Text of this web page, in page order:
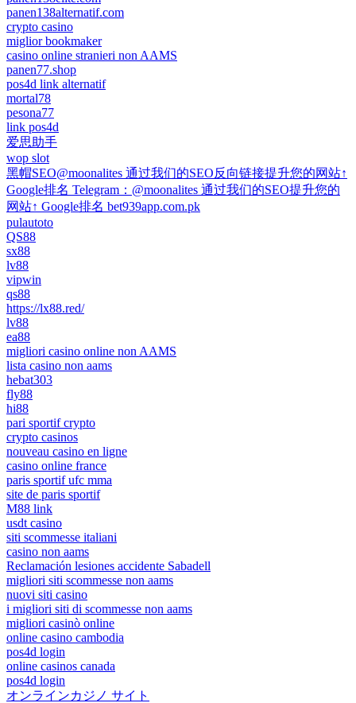
panen138alternatif.com
crypto casino
miglior bookmaker
casino online stranieri non AAMS
panen77.shop
pos4d link alternatif
mortal78
pesona77
link pos4d
爱思助手
wop slot
黑帽SEO@moonalites 通过我们的SEO反向链接提升您的网站↑
Google排名 Telegram：@moonalites 通过我们的SEO提升您的
网站↑ Google排名 bet939app.com.pk
pulautoto
QS88
sx88
lv88
vipwin
qs88
https://lx88.red/
lv88
ea88
migliori casino online non AAMS
lista casino non aams
hebat303
fly88
hi88
pari sportif crypto
crypto casinos
nouveau casino en ligne
casino online france
paris sportif ufc mma
site de paris sportif
M88 link
usdt casino
siti scommesse italiani
casino non aams
Reclamación lesiones accidente Sabadell
migliori siti scommesse non aams
nuovi siti casino
i migliori siti di scommesse non aams
migliori casinò online
online casino cambodia
pos4d login
online casinos canada
pos4d login
オンラインカジノ サイト